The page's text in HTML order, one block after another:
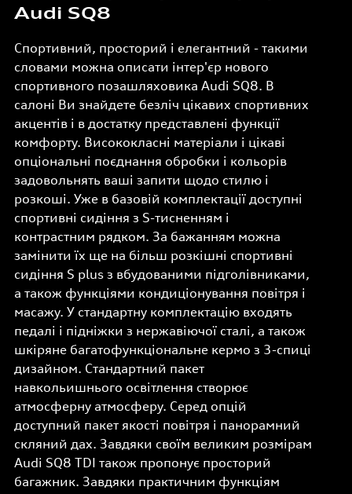
Audi SQ8
Спортивний, просторий і елегантний - такими
словами можна описати інтер'єр нового
спортивного позашляховика Audi SQ8. В
салоні Ви знайдете безліч цікавих спортивних
акцентів і в достатку представлені функції
комфорту. Висококласні матеріали і цікаві
опціональні поєднання обробки і кольорів
задовольнять ваші запити щодо стилю і
розкоші. Уже в базовій комплектації доступні
спортивні сидіння з S-тисненням і
контрастним рядком. За бажанням можна
замінити їх ще на більш розкішні спортивні
сидіння S plus з вбудованими підголівниками,
а також функціями кондиціонування повітря і
масажу. У стандартну комплектацію входять
педалі і підніжки з нержавіючої сталі, а також
шкіряне багатофункціональне кермо з 3-спиці
дизайном. Стандартний пакет
навкольишнього освітлення створює
атмосферну атмосферу. Серед опцій
доступний пакет якості повітря і панорамний
скляний дах. Завдяки своїм великим розмірам
Audi SQ8 TDI також пропонує просторий
багажник. Завдяки практичним функціям